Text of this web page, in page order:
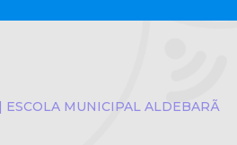
MUNICIPAL ALDEBARÃ